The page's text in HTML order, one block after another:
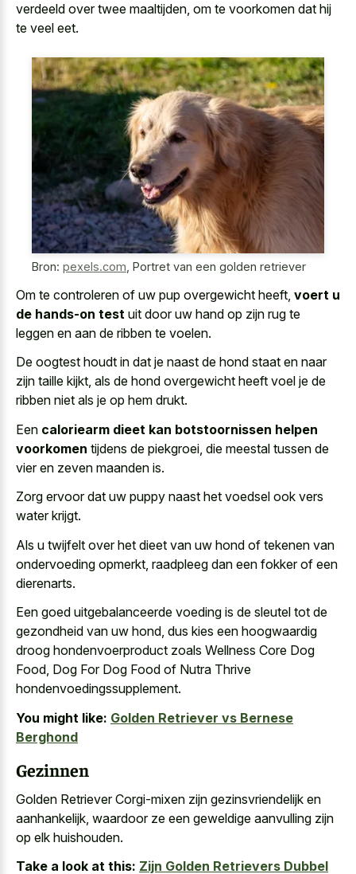
verdeeld over twee maaltijden, om te voorkomen dat hij
te veel eet.
Bron: pexels.com Portret van een golden retriever
Om te controleren of uw pup overgewicht heeft, voert u
de hands-on test uit door uw hand op zijn rug te
leggen en aan de ribben te voelen.
De oogtest houdt in dat je naast de hond staat en naar
zijn taille kijkt, als de hond overgewicht heeft voel je de
ribben niet als je op hem drukt.
Een caloriearm dieet kan botstoornissen helpen
voorkomen tijdens de piekgroei, die meestal tussen de
vier en zeven maanden is.
Zorg ervoor dat uw puppy naast het voedsel ook vers
water krijgt.
Als u twijfelt over het dieet van uw hond of tekenen van
ondervoeding opmerkt, raadpleeg dan een fokker of een
dierenarts.
Een goed uitgebalanceerde voeding is de sleutel tot de
gezondheid van uw hond, dus kies een hoogwaardig
droog hondenvoerproduct zoals Wellness Core Dog
Food, Dog For Dog Food of Nutra Thrive
hondenvoedingssupplement.
You might like: Golden Retriever vs Bernese
Berghond
Gezinnen
Golden Retriever Corgi-mixen zijn gezinsvriendelijk en
aanhankelijk, waardoor ze een geweldige aanvulling zijn
op elk huishouden.
Take a look at this: Zijn Golden Retrievers Dubbel